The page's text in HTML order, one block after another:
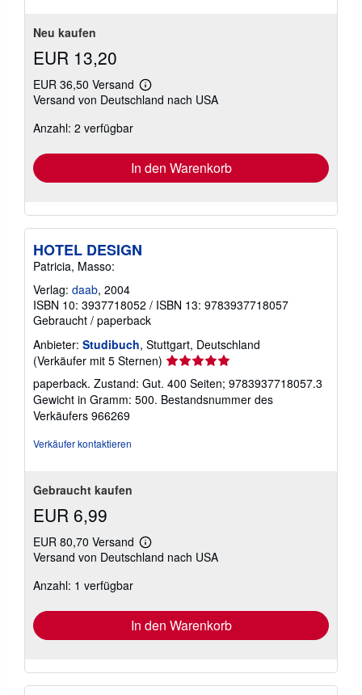
Neu kaufen
EUR 13,20
EUR 36,50 Versand
Weitere
Informationen
Versand von Deutschland nach USA
Anzahl: 2 verfügbar
In den Warenkorb
HOTEL DESIGN
Patricia, Masso:
Verlag: daab, 2004
ISBN 10: 3937718052 / ISBN 13: 9783937718057
Gebraucht / paperback
Anbieter: Studibuch, Stuttgart, Deutschland
(Verkäufer mit 5 Sternen) Verkäuferbewertung
von
5
paperback. Zustand: Gut. 400 Seiten; 9783937718057.3
Gewicht in Gramm: 500. Bestandsnummer des
Verkäufers 966269
Verkäufer kontaktieren
Gebraucht kaufen
EUR 6,99
EUR 80,70 Versand
Weitere
Informationen
Versand von Deutschland nach USA
Anzahl: 1 verfügbar
In den Warenkorb